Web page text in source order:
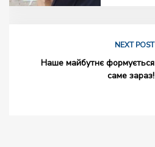
NEXT POST
Наше майбутнє формується
саме зараз!